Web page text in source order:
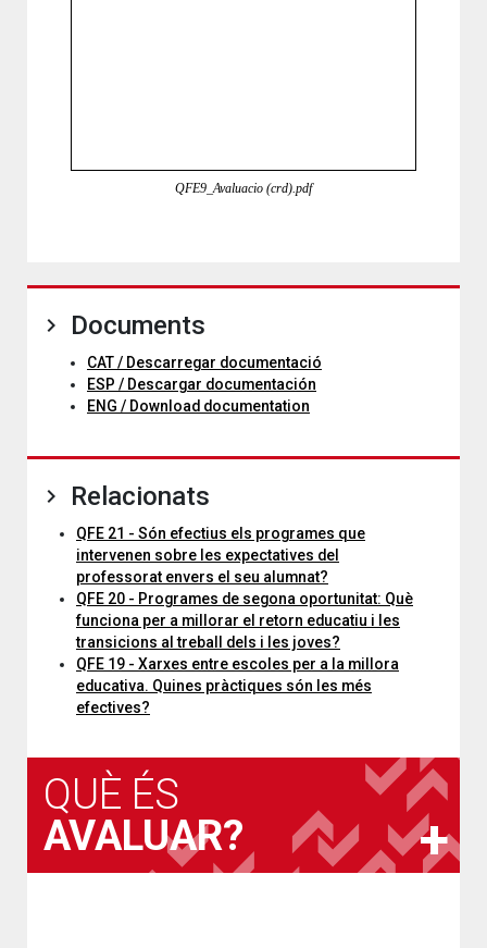
QFE9_Avaluacio (crd).pdf
Documents
CAT / Descarregar documentació
ESP / Descargar documentación
ENG / Download documentation
Relacionats
QFE 21 - Són efectius els programes que
intervenen sobre les expectatives del
professorat envers el seu alumnat?
QFE 20 - Programes de segona oportunitat: Què
funciona per a millorar el retorn educatiu i les
transicions al treball dels i les joves?
QFE 19 - Xarxes entre escoles per a la millora
educativa. Quines pràctiques són les més
efectives?
QUÈ ÉS
AVALUAR?